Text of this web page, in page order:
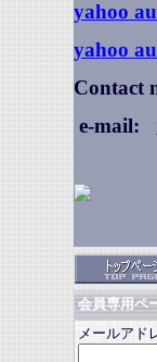
yahoo
yahoo
Contact
e-mail:
会員専用ペ
メールアド